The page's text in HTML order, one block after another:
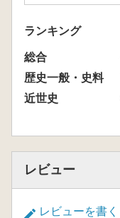
ランキング
総合
歴史一般・史料
近世史
レビュー
レビューを書く